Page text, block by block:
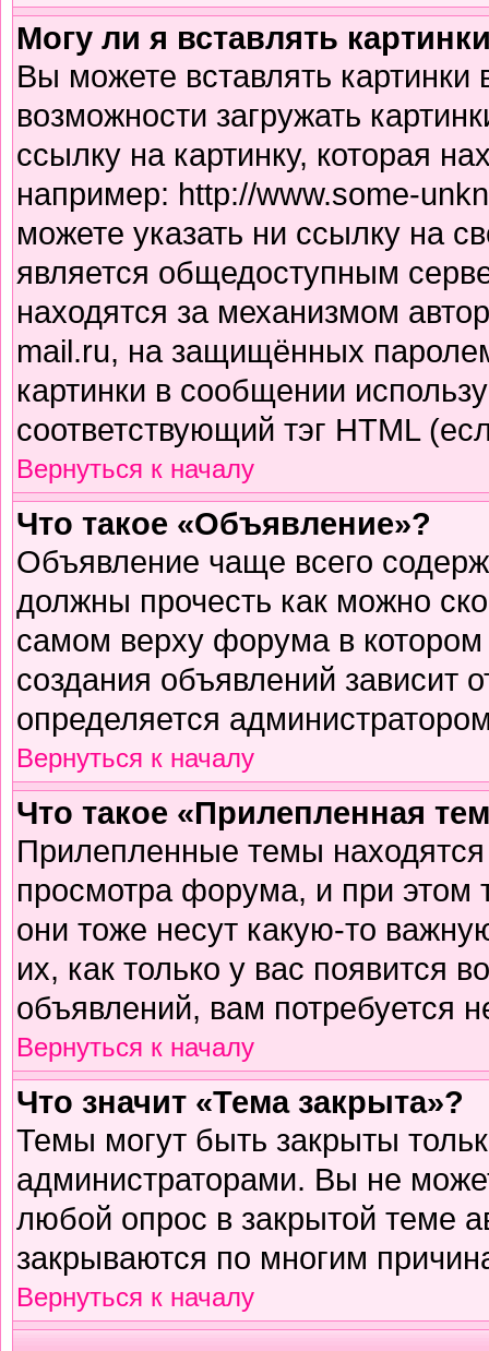
Могу ли я вставлять
Вы можете вставлять
возможности загружать
ссылку на картинку, которая
например: http://www.some-
можете указать ни ссылку на
является общедоступным
находятся за механизмом
mail.ru, на защищённых
картинки в сообщении
соответствующий тэг HTML
Вернуться к началу
Что такое «Объявление»?
Объявление чаще всего
должны прочесть как можно
самом верху форума в
создания объявлений зависит
определяется
Вернуться к началу
Что такое «Прилепленная
Прилепленные темы
просмотра форума, и при этом
они тоже несут какую-то
их, как только у вас появится
объявлений, вам потребуется
Вернуться к началу
Что значит «Тема закрыта»?
Темы могут быть закрыты
администраторами. Вы не
любой опрос в закрытой теме
закрываются по многим
Вернуться к началу